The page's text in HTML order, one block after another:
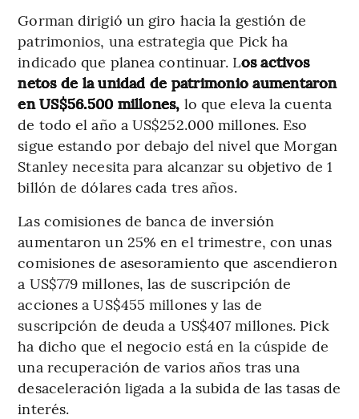
Gorman dirigió un giro hacia la gestión de
patrimonios, una estrategia que Pick ha
indicado que planea continuar. Los activos
netos de la unidad de patrimonio aumentaron
en US$56.500 millones, lo que eleva la cuenta
de todo el año a US$252.000 millones. Eso
sigue estando por debajo del nivel que Morgan
Stanley necesita para alcanzar su objetivo de 1
billón de dólares cada tres años.
Las comisiones de banca de inversión
aumentaron un 25% en el trimestre, con unas
comisiones de asesoramiento que ascendieron
a US$779 millones, las de suscripción de
acciones a US$455 millones y las de
suscripción de deuda a US$407 millones. Pick
ha dicho que el negocio está en la cúspide de
una recuperación de varios años tras una
desaceleración ligada a la subida de las tasas de
interés.